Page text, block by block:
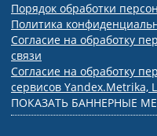
Порядок обработки
Политика
Согласие на обработку
связи
Согласие на обработку
сервисов Yandex.Metrika,
ПОКАЗАТЬ БАННЕРНЫЕ